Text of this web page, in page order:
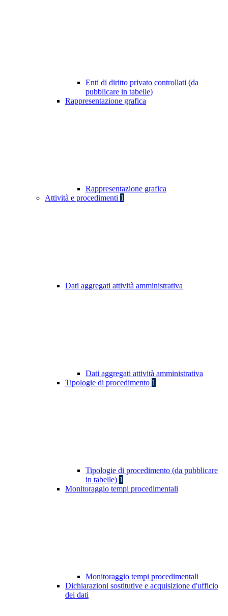
Enti di diritto privato controllati (da
pubblicare in tabelle)
Rappresentazione grafica
Rappresentazione grafica
Attività e procedimenti 1
Dati aggregati attività amministrativa
Dati aggregati attività amministrativa
Tipologie di procedimento 1
Tipologie di procedimento (da pubblicare
in tabelle) 1
Monitoraggio tempi procedimentali
Monitoraggio tempi procedimentali
Dichiarazioni sostitutive e acquisizione d'ufficio
dei dati